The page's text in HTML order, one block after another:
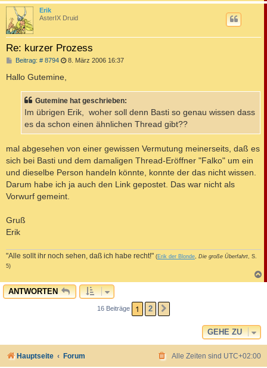
Erik
AsterIX Druid
Re: kurzer Prozess
Beitrag: # 8794B
i
r
a
8. März 2006 16:37
Hallo Gutemine,
Gutemine hat geschrieben:
Im übrigen Erik, woher soll denn Basti so genau wissen dass
es da schon einen ähnlichen Thread gibt??
mal abgesehen von einer gewissen Vermutung meinerseits, daß es
sich bei Basti und dem damaligen Thread-Eröffner "Falko" um ein
und dieselbe Person handeln könnte, konnte der das nicht wissen.
Darum habe ich ja auch den Link gepostet. Das war nicht als
Vorwurf gemeint.
Gruß
Erik
"Alle sollt ihr noch sehen, daß ich habe recht!" (Erik der Blonde, Die große Überfahrt, S.
5)
a
ANTWORTEN
16 Beiträge 1 2
GEHE ZU
Hauptseite Forum Alle Zeiten sind UTC+02:00